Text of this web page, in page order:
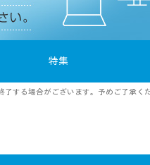
特集
する場合がございます。予めご了承くだ